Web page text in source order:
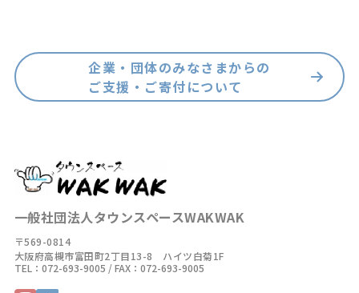
企業・団体のみなさまからの
ご支援・ご寄付について
一般社団法人タウンスペースWAKWAK
〒569-0814
大阪府高槻市富田町2丁目13-8 ハイツ白菊1F
TEL： 072-693-9005 / FAX：072-693-9005